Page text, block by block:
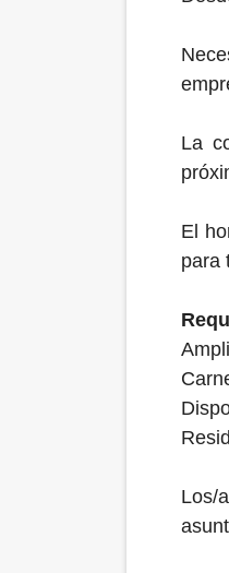
La
El
para
Los/